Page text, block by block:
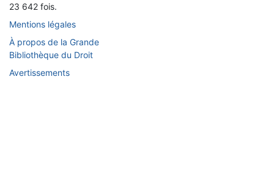
23 642 fois.
Mentions légales
À propos de la Grande
Bibliothèque du Droit
Avertissements